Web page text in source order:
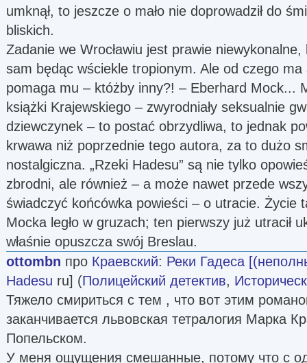
umknął, to jeszcze o mało nie doprowadził do
bliskich.
Zadanie we Wrocławiu jest prawie
sam będąc wściekle tropionym. Ale od czego ma
pomaga mu – któżby inny?! – Eberhard Mock...
książki Krajewskiego – zwyrodniały seksualnie
dziewczynek – to postać obrzydliwa, to jednak
krwawa niż poprzednie tego autora, za to dużo
nostalgiczna. „Rzeki Hadesu” są nie tylko
zbrodni, ale również – a może nawet przede
świadczyć końcówka powieści – o utracie. Życie
Mocka legło w gruzach; ten pierwszy już utracił
właśnie opuszcza swój Breslau.
ottombn про Краевский: Реки Гадеса
Hadesu ru] (Полицейский детектив,
Тяжело смириться с тем , что вот этим
заканчивается львовская тетралогия Марка
Попельском.
У меня ощущения смешанные, потому что с